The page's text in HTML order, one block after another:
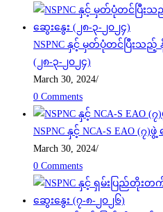
NSPNC နှင့် မှတ်ပုံတင်ပြီးသည့်
(၂၈-၃-၂၀၂၄)
March 30, 2024/
0 Comments
NSPNC နှင့် NCA-S EAO (
March 30, 2024/
0 Comments